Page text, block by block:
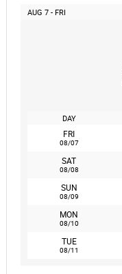
AUG 7 - FRI
DAY
FRI
08/07
SAT
08/08
SUN
08/09
MON
08/10
TUE
08/11